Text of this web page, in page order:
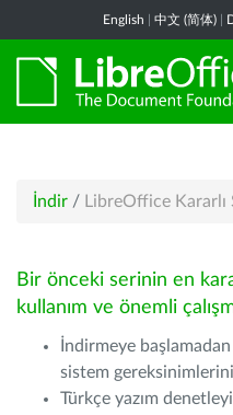
English 中文 (简体)
İndir / LibreOffice Kararlı
Bir önceki serinin en
kullanım ve önemli
İndirmeye
sistem
Türkçe yazım